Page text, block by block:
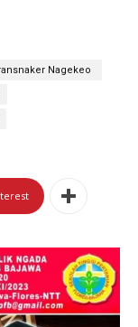
Nagekeo